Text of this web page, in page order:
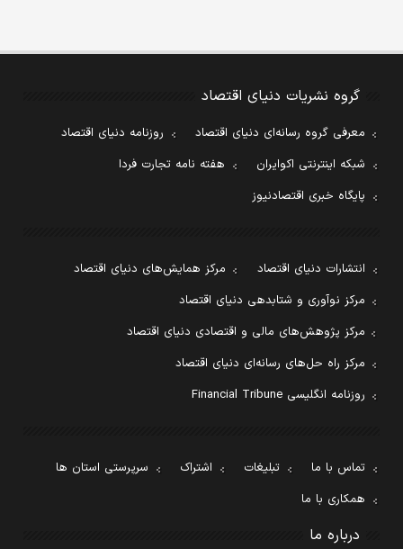
گروه نشریات دنیای اقتصاد
معرفی گروه رسانه‌ای دنیای اقتصاد
روزنامه دنیای اقتصاد
شبکه اینترنتی اکوایران
هفته نامه تجارت فردا
پایگاه خبری اقتصادنیوز
انتشارات دنیای اقتصاد
مرکز همایش‌های دنیای اقتصاد
مرکز نوآوری و شتابدهی دنیای اقتصاد
مرکز پژوهش‌های مالی و اقتصادی دنیای اقتصاد
مرکز راه حل‌های رسانه‌ای دنیای اقتصاد
روزنامه انگلیسی Financial Tribune
تماس با ما تبلیغات اشتراک
سرپرستی استان ها
همکاری با ما
درباره ما